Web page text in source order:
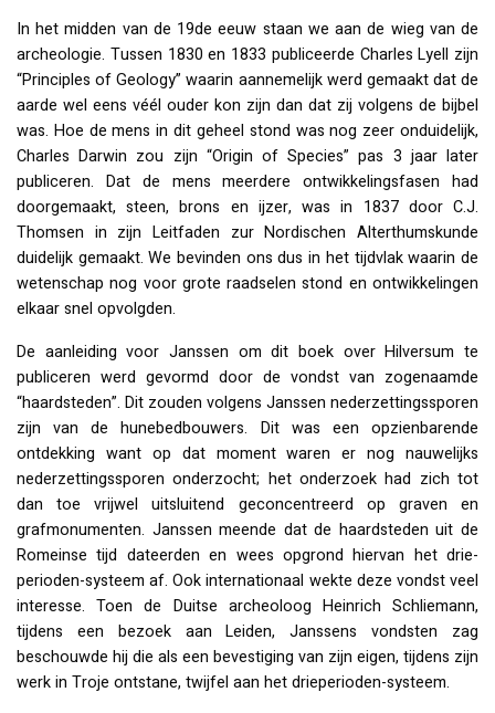
In het midden van de 19de eeuw staan we aan de wieg van de
archeologie. Tussen 1830 en 1833 publiceerde Charles Lyell zijn
“Principles of Geology” waarin aannemelijk werd gemaakt dat de
aarde wel eens véél ouder kon zijn dan dat zij volgens de bijbel
was. Hoe de mens in dit geheel stond was nog zeer onduidelijk,
Charles Darwin zou zijn “Origin of Species” pas 3 jaar later
publiceren. Dat de mens meerdere ontwikkelingsfasen had
doorgemaakt, steen, brons en ijzer, was in 1837 door C.J.
Thomsen in zijn Leitfaden zur Nordischen Alterthumskunde
duidelijk gemaakt. We bevinden ons dus in het tijdvlak waarin de
wetenschap nog voor grote raadselen stond en ontwikkelingen
elkaar snel opvolgden.
De aanleiding voor Janssen om dit boek over Hilversum te
publiceren werd gevormd door de vondst van zogenaamde
“haardsteden”. Dit zouden volgens Janssen nederzettingssporen
zijn van de hunebedbouwers. Dit was een opzienbarende
ontdekking want op dat moment waren er nog nauwelijks
nederzettingssporen onderzocht; het onderzoek had zich tot
dan toe vrijwel uitsluitend geconcentreerd op graven en
grafmonumenten. Janssen meende dat de haardsteden uit de
Romeinse tijd dateerden en wees opgrond hiervan het drie-
perioden-systeem af. Ook internationaal wekte deze vondst veel
interesse. Toen de Duitse archeoloog Heinrich Schliemann,
tijdens een bezoek aan Leiden, Janssens vondsten zag
beschouwde hij die als een bevestiging van zijn eigen, tijdens zijn
werk in Troje ontstane, twijfel aan het drieperioden-systeem.